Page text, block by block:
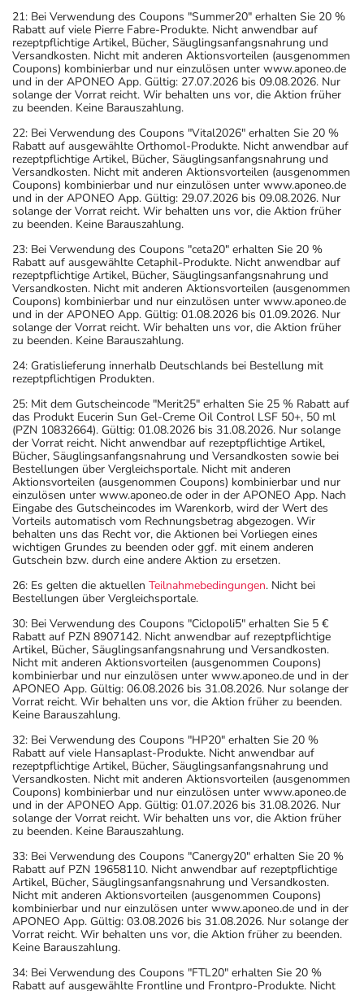
21: Bei Verwendung des Coupons "Summer20" erhalten Sie 20 %
Rabatt auf viele Pierre Fabre-Produkte. Nicht anwendbar auf
rezeptpflichtige Artikel, Bücher, Säuglingsanfangsnahrung und
Versandkosten. Nicht mit anderen Aktionsvorteilen (ausgenommen
Coupons) kombinierbar und nur einzulösen unter www.aponeo.de
und in der APONEO App. Gültig: 27.07.2026 bis 09.08.2026. Nur
solange der Vorrat reicht. Wir behalten uns vor, die Aktion früher
zu beenden. Keine Barauszahlung.
22: Bei Verwendung des Coupons "Vital2026" erhalten Sie 20 %
Rabatt auf ausgewählte Orthomol-Produkte. Nicht anwendbar auf
rezeptpflichtige Artikel, Bücher, Säuglingsanfangsnahrung und
Versandkosten. Nicht mit anderen Aktionsvorteilen (ausgenommen
Coupons) kombinierbar und nur einzulösen unter www.aponeo.de
und in der APONEO App. Gültig: 29.07.2026 bis 09.08.2026. Nur
solange der Vorrat reicht. Wir behalten uns vor, die Aktion früher
zu beenden. Keine Barauszahlung.
23: Bei Verwendung des Coupons "ceta20" erhalten Sie 20 %
Rabatt auf ausgewählte Cetaphil-Produkte. Nicht anwendbar auf
rezeptpflichtige Artikel, Bücher, Säuglingsanfangsnahrung und
Versandkosten. Nicht mit anderen Aktionsvorteilen (ausgenommen
Coupons) kombinierbar und nur einzulösen unter www.aponeo.de
und in der APONEO App. Gültig: 01.08.2026 bis 01.09.2026. Nur
solange der Vorrat reicht. Wir behalten uns vor, die Aktion früher
zu beenden. Keine Barauszahlung.
24: Gratislieferung innerhalb Deutschlands bei Bestellung mit
rezeptpflichtigen Produkten.
25: Mit dem Gutscheincode "Merit25" erhalten Sie 25 % Rabatt auf
das Produkt Eucerin Sun Gel-Creme Oil Control LSF 50+, 50 ml
(PZN 10832664). Gültig: 01.08.2026 bis 31.08.2026. Nur solange
der Vorrat reicht. Nicht anwendbar auf rezeptpflichtige Artikel,
Bücher, Säuglingsanfangsnahrung und Versandkosten sowie bei
Bestellungen über Vergleichsportale. Nicht mit anderen
Aktionsvorteilen (ausgenommen Coupons) kombinierbar und nur
einzulösen unter www.aponeo.de oder in der APONEO App. Nach
Eingabe des Gutscheincodes im Warenkorb, wird der Wert des
Vorteils automatisch vom Rechnungsbetrag abgezogen. Wir
behalten uns das Recht vor, die Aktionen bei Vorliegen eines
wichtigen Grundes zu beenden oder ggf. mit einem anderen
Gutschein bzw. durch eine andere Aktion zu ersetzen.
26: Es gelten die aktuellen Teilnahmebedingungen. Nicht bei
Bestellungen über Vergleichsportale.
30: Bei Verwendung des Coupons "Ciclopoli5" erhalten Sie 5 €
Rabatt auf PZN 8907142. Nicht anwendbar auf rezeptpflichtige
Artikel, Bücher, Säuglingsanfangsnahrung und Versandkosten.
Nicht mit anderen Aktionsvorteilen (ausgenommen Coupons)
kombinierbar und nur einzulösen unter www.aponeo.de und in der
APONEO App. Gültig: 06.08.2026 bis 31.08.2026. Nur solange der
Vorrat reicht. Wir behalten uns vor, die Aktion früher zu beenden.
Keine Barauszahlung.
32: Bei Verwendung des Coupons "HP20" erhalten Sie 20 %
Rabatt auf viele Hansaplast-Produkte. Nicht anwendbar auf
rezeptpflichtige Artikel, Bücher, Säuglingsanfangsnahrung und
Versandkosten. Nicht mit anderen Aktionsvorteilen (ausgenommen
Coupons) kombinierbar und nur einzulösen unter www.aponeo.de
und in der APONEO App. Gültig: 01.07.2026 bis 31.08.2026. Nur
solange der Vorrat reicht. Wir behalten uns vor, die Aktion früher
zu beenden. Keine Barauszahlung.
33: Bei Verwendung des Coupons "Canergy20" erhalten Sie 20 %
Rabatt auf PZN 19658110. Nicht anwendbar auf rezeptpflichtige
Artikel, Bücher, Säuglingsanfangsnahrung und Versandkosten.
Nicht mit anderen Aktionsvorteilen (ausgenommen Coupons)
kombinierbar und nur einzulösen unter www.aponeo.de und in der
APONEO App. Gültig: 03.08.2026 bis 31.08.2026. Nur solange der
Vorrat reicht. Wir behalten uns vor, die Aktion früher zu beenden.
Keine Barauszahlung.
34: Bei Verwendung des Coupons "FTL20" erhalten Sie 20 %
Rabatt auf ausgewählte Frontline und Frontpro-Produkte. Nicht